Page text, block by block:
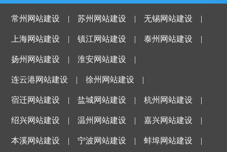
常州网站建设 |苏州网站建设 |无锡网站建设 |
上海网站建设 |镇江网站建设 |泰州网站建设 |
扬州网站建设 |淮安网站建设 |
连云港网站建设 |徐州网站建设 |
宿迁网站建设 |盐城网站建设 |杭州网站建设 |
绍兴网站建设 |温州网站建设 |嘉兴网站建设 |
本溪网站建设 |宁波网站建设 |蚌埠网站建设 |